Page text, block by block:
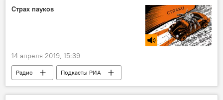
Страх пауков
14 апреля 2019, 15:39
Радио Подкасты РИА